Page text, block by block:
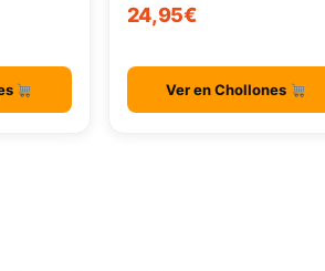
24,95€
Ver en Chollones